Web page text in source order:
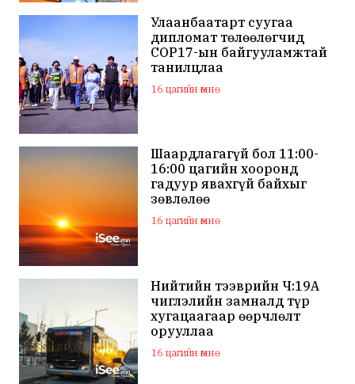
Улаанбаатарт суугаа
дипломат төлөөлөгчид
COP17-ын байгууламжтай
танилцлаа
16 цагийн өмнө
Шаардлагагүй бол 11:00-
16:00 цагийн хооронд
гадуур явахгүй байхыг
зөвлөлөө
16 цагийн өмнө
Нийтийн тээврийн Ч:19А
чиглэлийн замналд түр
хугацаагаар өөрчлөлт
орууллаа
16 цагийн өмнө